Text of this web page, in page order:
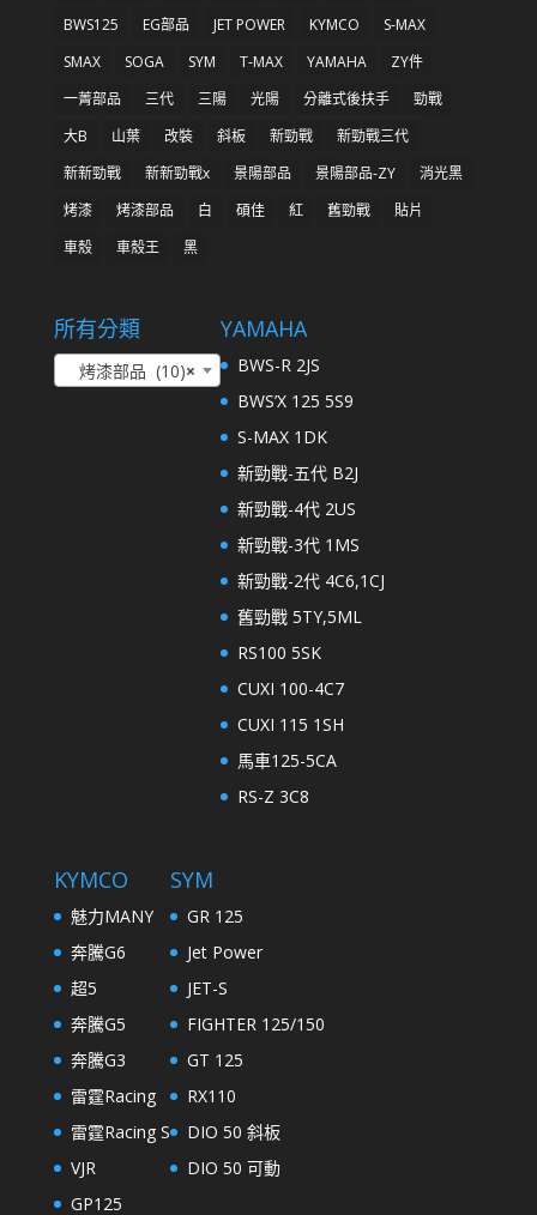
BWS125
EG部品 JET POWER KYMCO
S-MAX
SMAX
SOGA SYM T-MAX YAMAHA
ZY件
一菁部品
三代 三陽 光陽 分離式後扶手
勁戰
大B
山葉 改裝 斜板 新勁戰
新勁戰三代
新新勁戰
新新勁戰x 景陽部品 景陽部品-ZY
消光黑
烤漆
烤漆部品 白 碩佳 紅 舊勁戰
貼片
車殼
車殼王 黑
所有分類
×
烤漆部品 (10)
YAMAHA
BWS-R 2JS
BWS’X 125 5S9
S-MAX 1DK
新勁戰-五代 B2J
新勁戰-4代 2US
新勁戰-3代 1MS
新勁戰-2代 4C6,1CJ
舊勁戰 5TY,5ML
RS100 5SK
CUXI 100-4C7
CUXI 115 1SH
馬車125-5CA
RS-Z 3C8
KYMCO
魅力MANY
奔騰G6
超5
奔騰G5
奔騰G3
雷霆Racing
雷霆Racing S
VJR
GP125
SYM
GR 125
Jet Power
JET-S
FIGHTER 125/150
GT 125
RX110
DIO 50 斜板
DIO 50 可動